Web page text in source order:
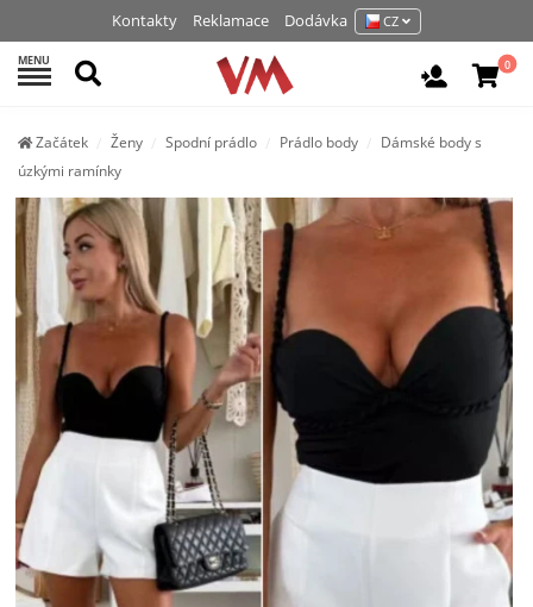
Kontakty Reklamace Dodávka CZ
MENU Hledat Vchod /
0
Začátek Ženy Spodní prádlo Prádlo body
Dámské body s
úzkými ramínky